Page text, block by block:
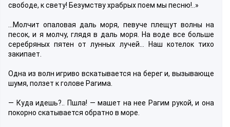
свободе, к свету! Безумству храбрых поем мы песню!..»
…Молчит опаловая даль моря, певуче плещут волны на
песок, и я молчу, глядя в даль моря. На воде все больше
серебряных пятен от лунных лучей… Наш котелок тихо
закипает.
Одна из волн игриво вскатывается на берег и, вызывающе
шумя, ползет к голове Рагима.
— Куда идешь?.. Пшла! — машет на нее Рагим рукой, и она
покорно скатывается обратно в море.